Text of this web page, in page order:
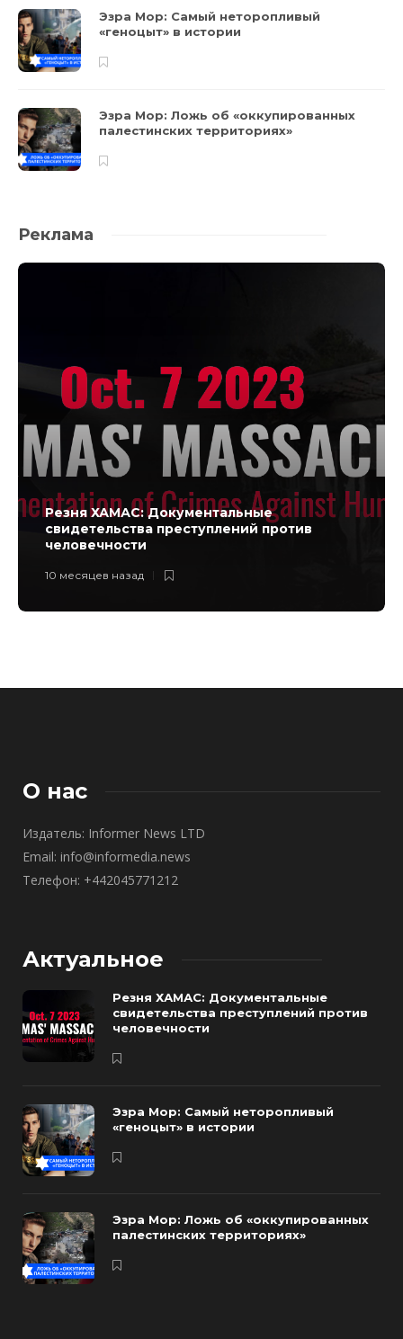
Эзра Мор: Самый неторопливый
«геноцыт» в истории
Эзра Мор: Ложь об «оккупированных
палестинских территориях»
Реклама
Резня ХАМАС: Документальные
свидетельства преступлений против
человечности
10 месяцев назад
О нас
Издатель: Informer News LTD
Email: info@informedia.news
Телефон: +442045771212
Актуальное
Резня ХАМАС: Документальные
свидетельства преступлений против
человечности
Эзра Мор: Самый неторопливый
«геноцыт» в истории
Эзра Мор: Ложь об «оккупированных
палестинских территориях»